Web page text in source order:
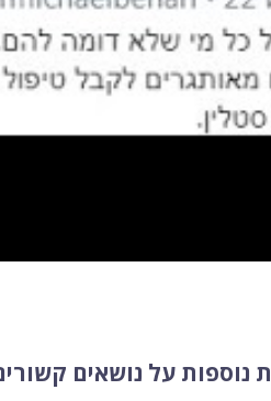
נוספות על נושאים